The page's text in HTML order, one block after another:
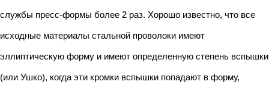
службы пресс-формы более 2 раз. Хорошо известно, что все
исходные материалы стальной проволоки имеют
эллиптическую форму и имеют определенную степень вспышки
(или Ушко), когда эти кромки вспышки попадают в форму,